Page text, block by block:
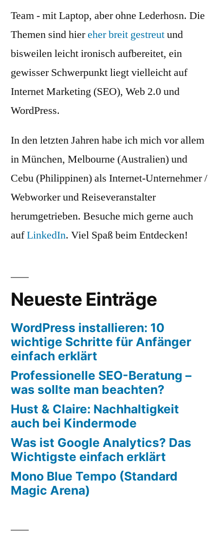
Team - mit Laptop, aber ohne Lederhosn. Die
Themen sind hiereher breit gestreutund
bisweilen leicht ironisch aufbereitet, ein
gewisser Schwerpunkt liegt vielleicht auf
Internet Marketing (SEO), Web 2.0 und
WordPress.
In den letzten Jahren habe ich mich vor allem
in München, Melbourne (Australien) und
Cebu (Philippinen) als Internet-Unternehmer /
Webworker und Reiseveranstalter
herumgetrieben. Besuche mich gerne auch
aufLinkedIn. Viel Spaß beim Entdecken!
Neueste Einträge
WordPress installieren: 10
wichtige Schritte für Anfänger
einfach erklärt
Professionelle SEO-Beratung –
was sollte man beachten?
Hust & Claire: Nachhaltigkeit
auch bei Kindermode
Was ist Google Analytics? Das
Wichtigste einfach erklärt
Mono Blue Tempo (Standard
Magic Arena)